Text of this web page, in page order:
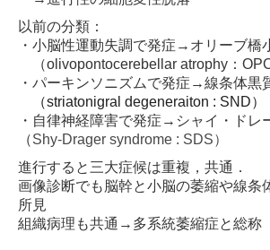
以前の分類：
・小脳性運動失調で発症→オリーブ橋
（olivopontocerebellar atrophy：
・パーキンソニズムで発症→線条体黒
（striatonigral degeneraiton : SND）
・自律神経障害で発症→シャイ・ドレ
（Shy-Drager syndrome : SDS）
進行すると三大症候は重複，共通．
画像診断でも脳幹と小脳の萎縮や線条
所見
組織病理も共通→多系統萎縮症と総称